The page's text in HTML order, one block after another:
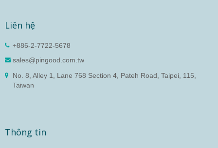
Liên hệ
+886-2-7722-5678
sales@pingood.com.tw
No. 8, Alley 1, Lane 768 Section 4, Pateh Road, Taipei, 115,
Taiwan
Thông tin